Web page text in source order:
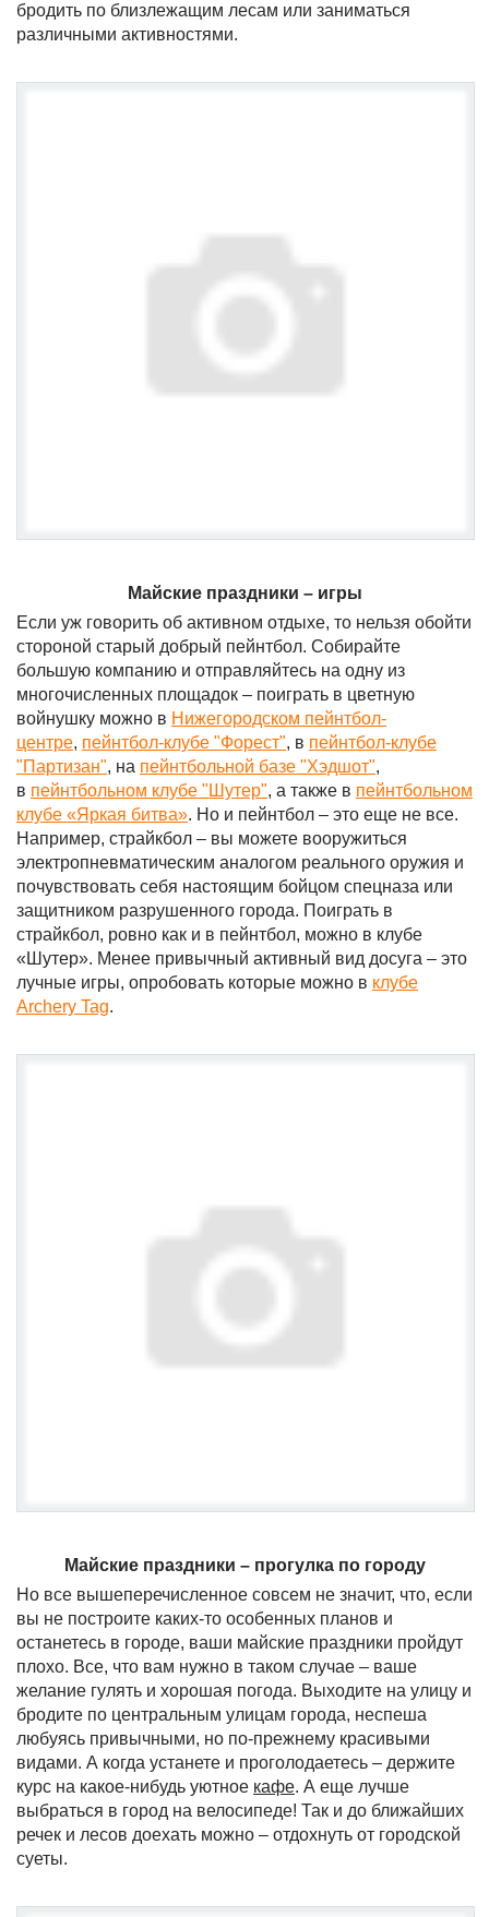
бродить по близлежащим лесам или заниматься
различными активностями.
Майские праздники – игры
Если уж говорить об активном отдыхе, то нельзя обойти
стороной старый добрый пейнтбол. Собирайте
большую компанию и отправляйтесь на одну из
многочисленных площадок – поиграть в цветную
войнушку можно в Нижегородском пейнтбол-
центре, пейнтбол-клубе "Форест", в пейнтбол-клубе
"Партизан", на пейнтбольной базе "Хэдшот",
в пейнтбольном клубе "Шутер", а также в пейнтбольном
клубе «Яркая битва». Но и пейнтбол – это еще не все.
Например, страйкбол – вы можете вооружиться
электропневматическим аналогом реального оружия и
почувствовать себя настоящим бойцом спецназа или
защитником разрушенного города. Поиграть в
страйкбол, ровно как и в пейнтбол, можно в клубе
«Шутер». Менее привычный активный вид досуга – это
лучные игры, опробовать которые можно в клубе
Archery Tag.
Майские праздники – прогулка по городу
Но все вышеперечисленное совсем не значит, что, если
вы не построите каких-то особенных планов и
останетесь в городе, ваши майские праздники пройдут
плохо. Все, что вам нужно в таком случае – ваше
желание гулять и хорошая погода. Выходите на улицу и
бродите по центральным улицам города, неспеша
любуясь привычными, но по-прежнему красивыми
видами. А когда устанете и проголодаетесь – держите
курс на какое-нибудь уютное кафе. А еще лучше
выбраться в город на велосипеде! Так и до ближайших
речек и лесов доехать можно – отдохнуть от городской
суеты.